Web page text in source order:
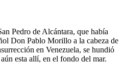
Pedro de Alcántara, que había
Don Pablo Morillo a la cabeza de
en Venezuela, se hundió
esta allí, en el fondo del mar.